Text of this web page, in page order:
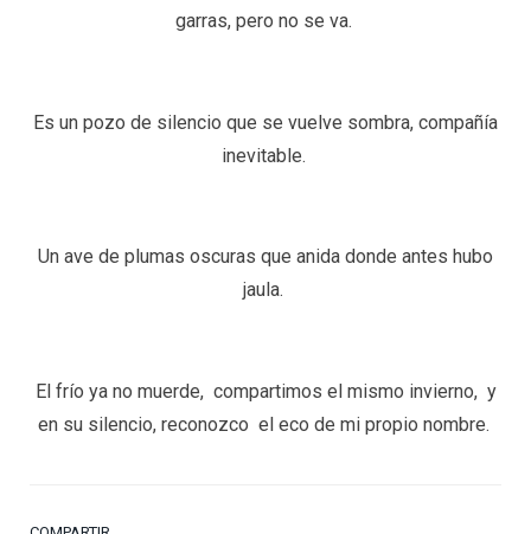
garras, pero no se va.
Es un pozo de silencio que se vuelve sombra, compañía
inevitable.
Un ave de plumas oscuras que anida donde antes hubo
jaula.
El frío ya no muerde, compartimos el mismo invierno, y
en su silencio, reconozco el eco de mi propio nombre.